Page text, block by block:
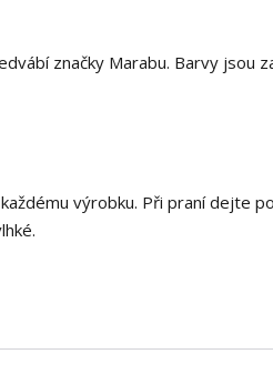
značky Marabu. Barvy jsou
výrobku. Při praní dejte